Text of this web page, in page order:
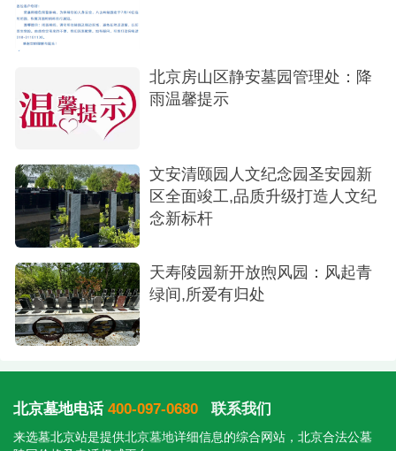
北京房山区静安墓园管理处：降
雨温馨提示
文安清颐园人文纪念园圣安园新
区全面竣工,品质升级打造人文纪
念新标杆
天寿陵园新开放煦风园：风起青
绿间,所爱有归处
北京墓地电话 400-097-0680 联系我们
来选墓北京站是提供北京墓地详细信息的综合网站，北京合法公墓